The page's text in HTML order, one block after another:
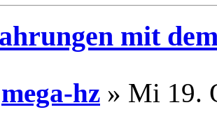
mit
mega-hz » Mi 19.